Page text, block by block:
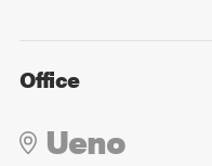
Office
Ueno